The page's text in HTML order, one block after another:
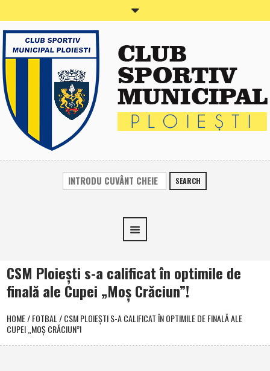
SEARCH
CSM Ploieşti s-a calificat în optimile de
finală ale Cupei „Moş Crăciun”!
HOME/FOTBAL/CSM PLOIEŞTI S-A CALIFICAT ÎN OPTIMILE DE FINALĂ ALE
CUPEI „MOŞ CRĂCIUN”!